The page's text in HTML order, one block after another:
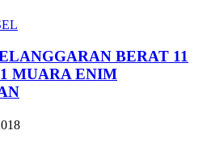
BERAT 11
MUARA ENIM